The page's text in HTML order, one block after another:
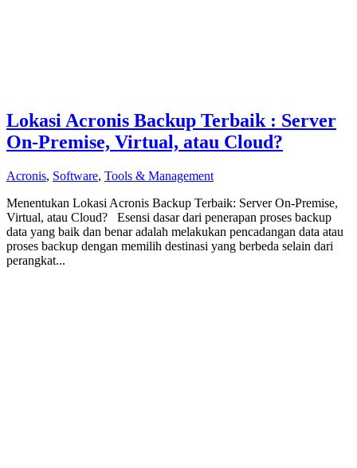
Lokasi Acronis Backup Terbaik : Server
On-Premise, Virtual, atau Cloud?
Acronis, Software, Tools & Management
Menentukan Lokasi Acronis Backup Terbaik: Server On-Premise,
Virtual, atau Cloud? Esensi dasar dari penerapan proses backup
data yang baik dan benar adalah melakukan pencadangan data atau
proses backup dengan memilih destinasi yang berbeda selain dari
perangkat...